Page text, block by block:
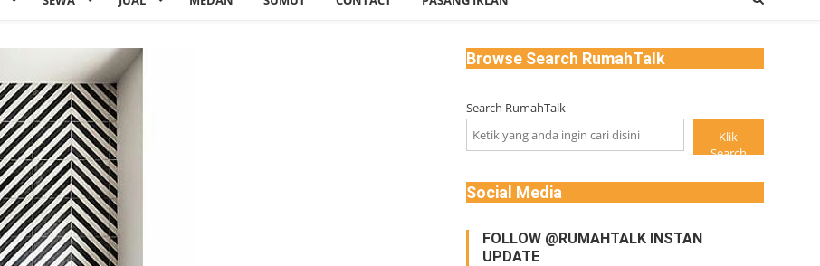
Browse Search RumahTalk
Search RumahTalk
Klik
Search
Social Media
FOLLOW @RUMAHTALK INSTAN
UPDATE